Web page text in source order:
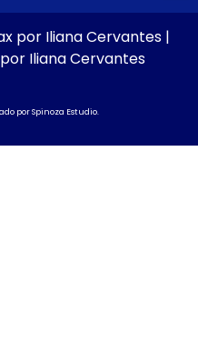
por Iliana Cervantes |
Iliana Cervantes
porSpinoza Estudio.